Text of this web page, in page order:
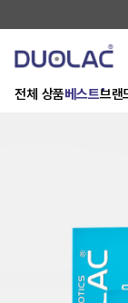
전체 상품베스트브랜